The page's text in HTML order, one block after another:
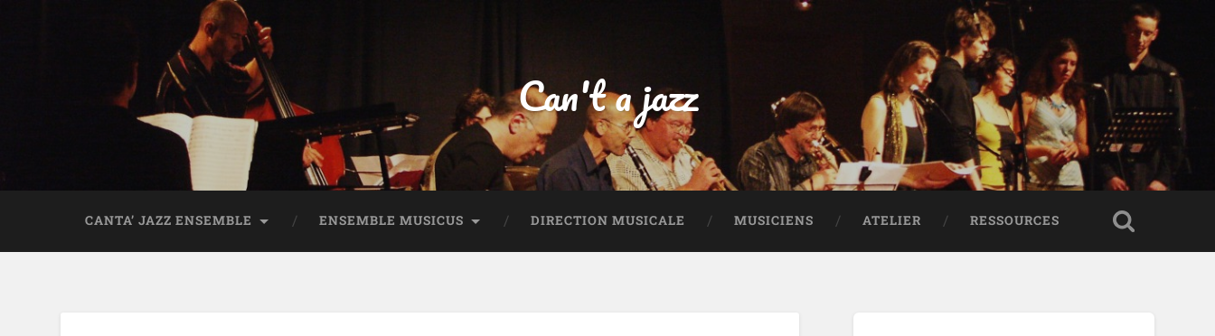
Can't a jazz
CANTA’ JAZZ ENSEMBLE ENSEMBLE MUSICUS DIRECTION MUSICALE MUSICIENS ATELIER RESSOURCES